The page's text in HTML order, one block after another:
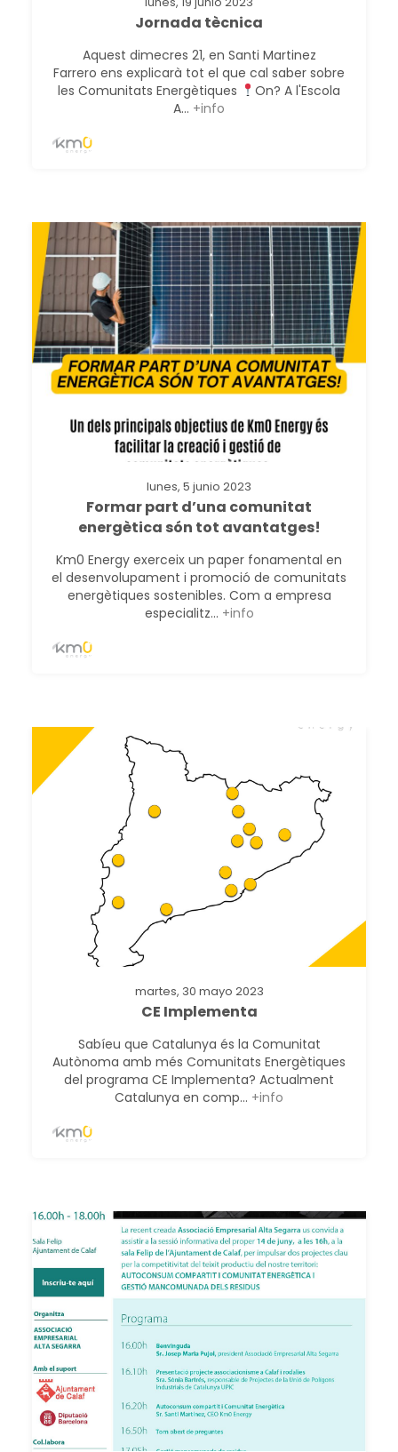
Jornada tècnica
Aquest dimecres 21, en Santi Martinez
Farrero ens explicarà tot el que cal saber sobre
les Comunitats Energètiques
On? A l'Escola
A... +info
lunes, 5 junio 2023
Formar part d’una comunitat
energètica són tot avantatges!
Km0 Energy exerceix un paper fonamental en
el desenvolupament i promoció de comunitats
energètiques sostenibles. Com a empresa
especialitz... +info
martes, 30 mayo 2023
CE Implementa
Sabíeu que Catalunya és la Comunitat
Autònoma amb més Comunitats Energètiques
del programa CE Implementa? Actualment
Catalunya en comp... +info